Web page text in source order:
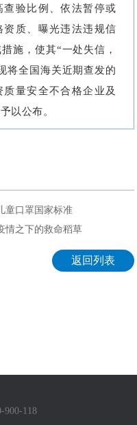
查验比例、依法暂停或
资质、曝光违法违规信
施，使其“一处失信，
将全国海关近期查发的
质量安全不合格企业及
予以公布。
童口罩国家标准
情之下的救命稻草
返回列表
900-118